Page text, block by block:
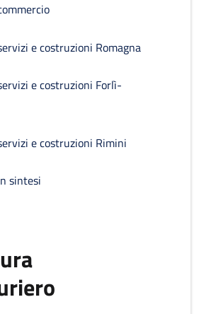
e costruzioni Romagna
e costruzioni Forlì-
e costruzioni Rimini
sintesi